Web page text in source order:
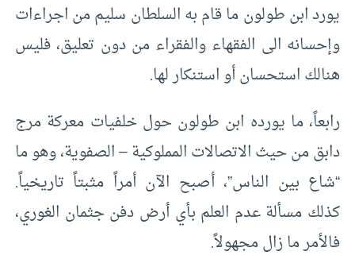
يورد ابن طولون ما قام به السلطان سليم من اجراءات
وإحسانه الى الفقهاء والفقراء من دون تعليق، فليس
هنالك استحسان أو استنكار لها.
رابعاً، ما يورده ابن طولون حول خلفيات معركة مرج
دابق من حيث الاتصالات المملوكية – الصفوية، وهو ما
“شاع بين الناس”، أصبح الآن أمراً مثبتاً تاريخياً.
كذلك مسألة عدم العلم بأي أرض دفن جثمان الغوري،
فالأمر ما زال مجهولاً.